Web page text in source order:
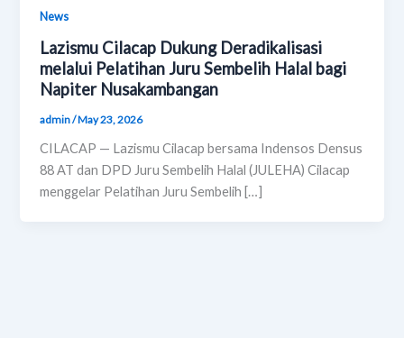
News
Lazismu Cilacap Dukung Deradikalisasi
melalui Pelatihan Juru Sembelih Halal bagi
Napiter Nusakambangan
admin/May 23, 2026
CILACAP — Lazismu Cilacap bersama Indensos Densus
88 AT dan DPD Juru Sembelih Halal (JULEHA) Cilacap
menggelar Pelatihan Juru Sembelih […]